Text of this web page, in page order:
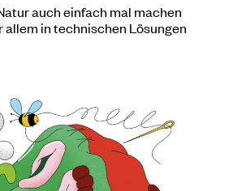
auch einfach mal machen
allem in technischen Lösungen